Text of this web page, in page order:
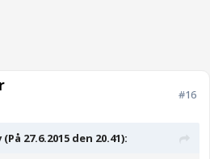
#16
27.6.2015 den 20.41):